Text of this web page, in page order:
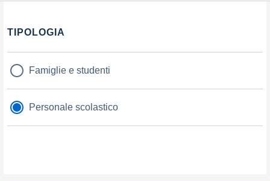
Filtri
TIPOLOGIA
Famiglie e studenti
Personale scolastico